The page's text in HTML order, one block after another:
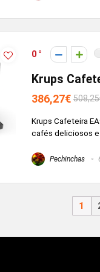
0
Krups
386,27€
Krups Cafeteira
cafés deliciosos
Pechinchas
1